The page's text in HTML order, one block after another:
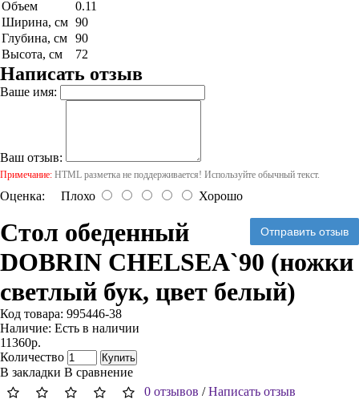
Объем
0.11
Ширина, см 90
Глубина, см 90
Высота, см
72
Написать отзыв
Ваше имя:
Ваш отзыв:
Примечание: HTML разметка не поддерживается! Используйте обычный текст.
Оценка: Плохо Хорошо
Отправить отзыв
Стол обеденный
DOBRIN CHELSEA`90 (ножки
светлый бук, цвет белый)
Код товара: 995446-38
Наличие: Есть в наличии
11360р.
Количество
Купить
В закладки В сравнение
0 отзывов /Написать отзыв